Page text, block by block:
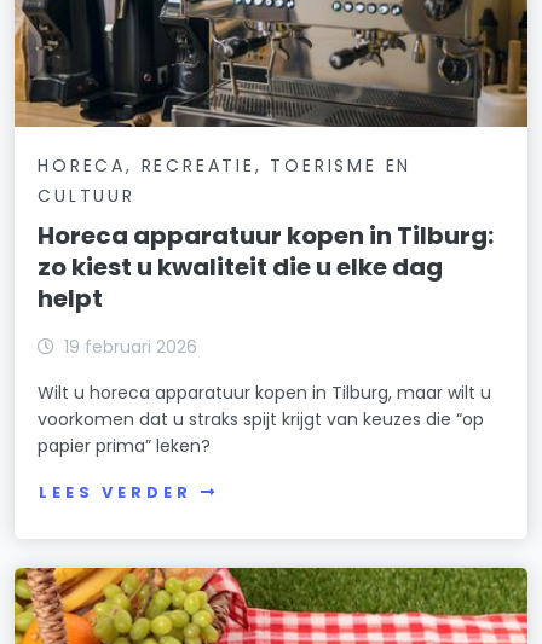
HORECA, RECREATIE, TOERISME EN
CULTUUR
Horeca apparatuur kopen in Tilburg:
zo kiest u kwaliteit die u elke dag
helpt
19 februari 2026
Wilt u horeca apparatuur kopen in Tilburg, maar wilt u
voorkomen dat u straks spijt krijgt van keuzes die “op
papier prima” leken?
LEES VERDER